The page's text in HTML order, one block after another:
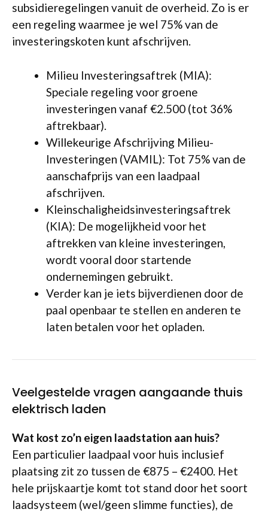
subsidieregelingen vanuit de overheid. Zo is er
een regeling waarmee je wel 75% van de
investeringskoten kunt afschrijven.
Milieu Investeringsaftrek (MIA):
Speciale regeling voor groene
investeringen vanaf €2.500 (tot 36%
aftrekbaar).
Willekeurige Afschrijving Milieu-
Investeringen (VAMIL): Tot 75% van de
aanschafprijs van een laadpaal
afschrijven.
Kleinschaligheidsinvesteringsaftrek
(KIA): De mogelijkheid voor het
aftrekken van kleine investeringen,
wordt vooral door startende
ondernemingen gebruikt.
Verder kan je iets bijverdienen door de
paal openbaar te stellen en anderen te
laten betalen voor het opladen.
Veelgestelde vragen aangaande thuis
elektrisch laden
Wat kost zo’n eigen laadstation aan huis?
Een particulier laadpaal voor huis inclusief
plaatsing zit zo tussen de €875 – €2400. Het
hele prijskaartje komt tot stand door het soort
laadsysteem (wel/geen slimme functies), de